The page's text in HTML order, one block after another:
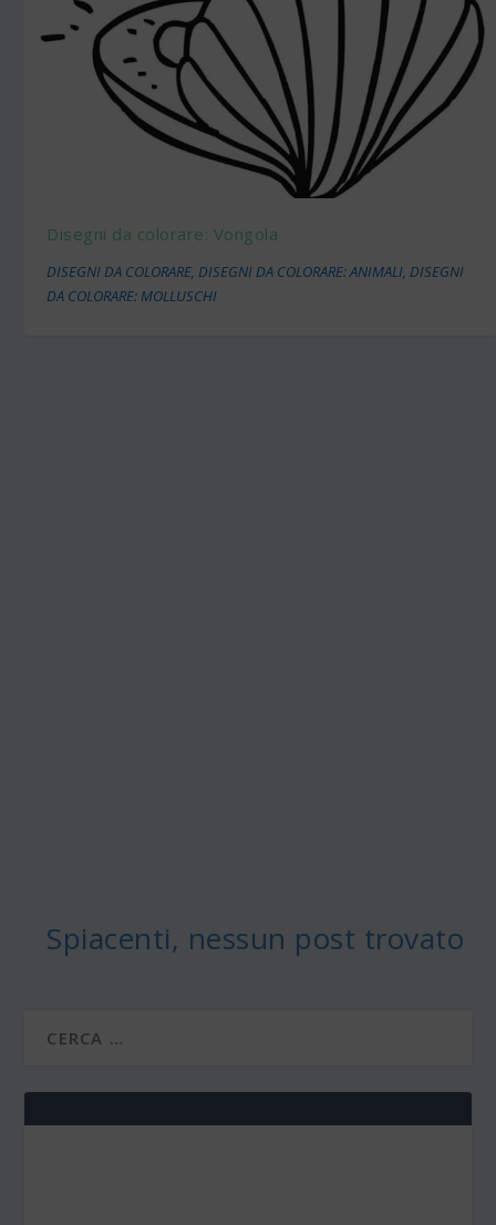
Disegni da colorare: Vongola
DISEGNI DA COLORARE,DISEGNI DA COLORARE: ANIMALI,DISEGNI
DA COLORARE: MOLLUSCHI
Spiacenti, nessun post trovato